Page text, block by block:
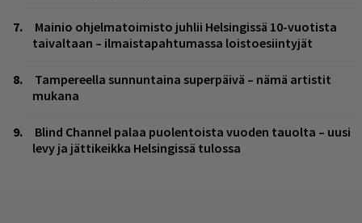
Mainio ohjelmatoimisto juhlii Helsingissä 10-vuotista
taivaltaan – ilmaistapahtumassa loistoesiintyjät
Tampereella sunnuntaina superpäivä – nämä artistit
mukana
Blind Channel palaa puolentoista vuoden tauolta – uusi
levy ja jättikeikka Helsingissä tulossa